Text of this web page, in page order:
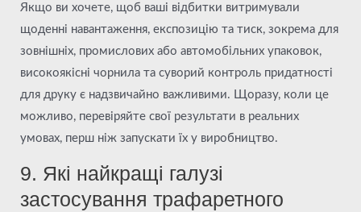
Якщо ви хочете, щоб ваші відбитки витримували
щоденні навантаження, експозицію та тиск, зокрема для
зовнішніх, промислових або автомобільних упаковок,
високоякісні чорнила та суворий контроль придатності
для друку є надзвичайно важливими. Щоразу, коли це
можливо, перевіряйте свої результати в реальних
умовах, перш ніж запускати їх у виробництво.
9. Які найкращі галузі
застосування трафаретного